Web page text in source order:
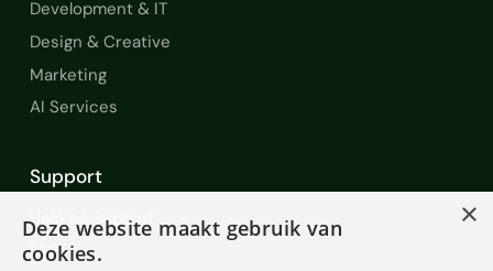
Development & IT
Design & Creative
Marketing
AI Services
Support
Help en Support
FAQ
×
Deze website maakt gebruik van
cookies.